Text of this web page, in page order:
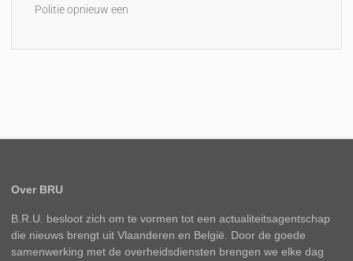
Politie opnieuw een
Over BRU
B.R.U. besloot zich om te vormen tot een actualiteitsagentschap
die nieuws brengt uit Vlaanderen en België. Door de goede
samenwerking met de overheidsdiensten brengen we elke dag